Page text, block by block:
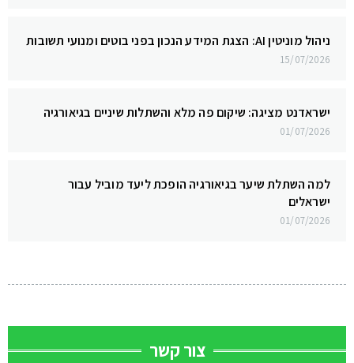
ניהול מוניטין AI: הצגת המידע הנכון בפני בוטים ומנועי תשובות
15/07/2026
ישראדנט מציגה: שיקום פה מלא והשתלות שיניים בגיאורגיה
01/07/2026
למה השתלת שיער בגיאורגיה הופכת ליעד מוביל עבור
ישראלים
01/07/2026
צור קשר